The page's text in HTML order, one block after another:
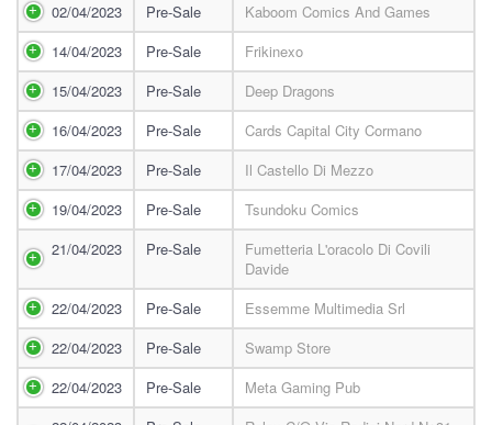
02/04/2023
Pre-Sale
Kaboom Comics And Games
14/04/2023
Pre-Sale
Frikinexo
15/04/2023
Pre-Sale
Deep Dragons
16/04/2023
Pre-Sale
Cards Capital City Cormano
17/04/2023
Pre-Sale
Il Castello Di Mezzo
19/04/2023
Pre-Sale
Tsundoku Comics
21/04/2023
Pre-Sale
Fumetteria L'oracolo Di Covili
Davide
22/04/2023
Pre-Sale
Essemme Multimedia Srl
22/04/2023
Pre-Sale
Swamp Store
22/04/2023
Pre-Sale
Meta Gaming Pub